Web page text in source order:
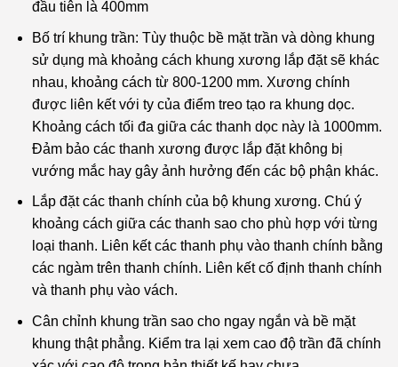
đầu tiên là 400mm
Bố trí khung trần: Tùy thuộc bề mặt trần và dòng khung
sử dụng mà khoảng cách khung xương lắp đặt sẽ khác
nhau, khoảng cách từ 800-1200 mm. Xương chính
được liên kết với ty của điểm treo tạo ra khung dọc.
Khoảng cách tối đa giữa các thanh dọc này là 1000mm.
Đảm bảo các thanh xương được lắp đặt không bị
vướng mắc hay gây ảnh hưởng đến các bộ phận khác.
Lắp đặt các thanh chính của bộ khung xương. Chú ý
khoảng cách giữa các thanh sao cho phù hợp với từng
loại thanh. Liên kết các thanh phụ vào thanh chính bằng
các ngàm trên thanh chính. Liên kết cố định thanh chính
và thanh phụ vào vách.
Cân chỉnh khung trần sao cho ngay ngắn và bề mặt
khung thật phẳng. Kiểm tra lại xem cao độ trần đã chính